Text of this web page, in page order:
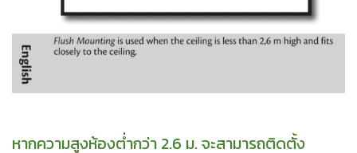
หากความสูงห้องต่ำกว่า 2.6 ม. จะสามารถติดตั้ง